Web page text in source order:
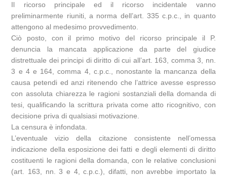
Il ricorso principale ed il ricorso incidentale vanno
preliminarmente riuniti, a norma dell’art. 335 c.p.c., in quanto
attengono al medesimo provvedimento.
Ciò posto, con il primo motivo del ricorso principale il P.
denuncia la mancata applicazione da parte del giudice
distrettuale dei principi di diritto di cui all’art. 163, comma 3, nn.
3 e 4 e 164, comma 4, c.p.c., nonostante la mancanza della
causa petendi ed anzi ritenendo che l’attrice avesse espresso
con assoluta chiarezza le ragioni sostanziali della domanda di
tesi, qualificando la scrittura privata come atto ricognitivo, con
decisione priva di qualsiasi motivazione.
La censura è infondata.
L’eventuale vizio della citazione consistente nell’omessa
indicazione della esposizione dei fatti e degli elementi di diritto
costituenti le ragioni della domanda, con le relative conclusioni
(art. 163, nn. 3 e 4, c.p.c.), difatti, non avrebbe importato la